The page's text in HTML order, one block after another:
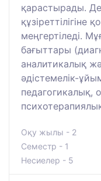
қарастырады.
құзіреттілігіне
меңгертіледі.
бағыттары
аналитикалық
әдістемелік-
педагогикалық,
Оқу жылы - 2
Семестр - 1
Несиелер - 5